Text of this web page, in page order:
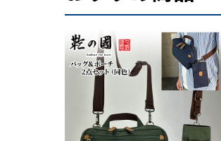
【パワーアップしたスクリ
■トルクアップスクリュー
直径を従来型より大きく、
プ。
■ガイドスクリュー
スクリューの回旋方向に連